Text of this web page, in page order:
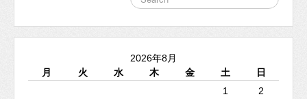
2026年8月
月
火 水 木 金 土
日
1
2